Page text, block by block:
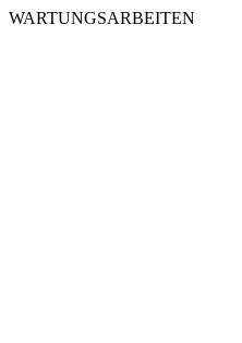
WARTUNGSARBEITEN